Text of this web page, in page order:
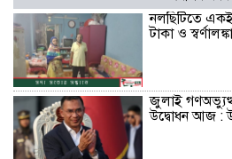
নলছিটিতে
টাকা ও
জুলাই
উদ্বোধন আজ :